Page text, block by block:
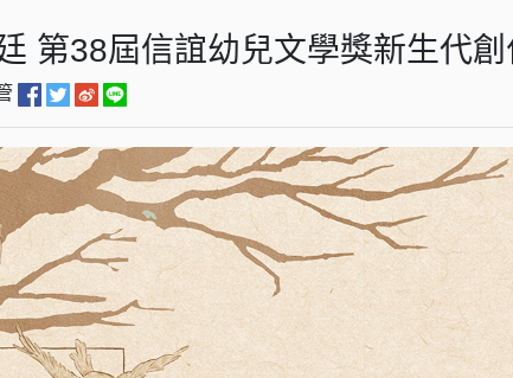
第38屆信誼幼兒文學獎新生代創